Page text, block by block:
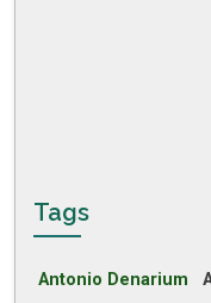
Tags
Antonio Denarium